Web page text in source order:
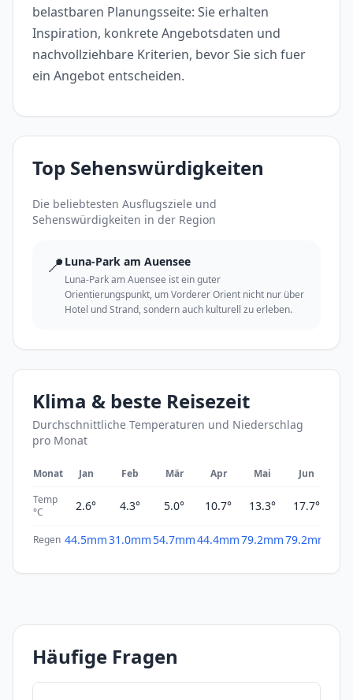
belastbaren Planungsseite: Sie erhalten
Inspiration, konkrete Angebotsdaten und
nachvollziehbare Kriterien, bevor Sie sich fuer
ein Angebot entscheiden.
Top Sehenswürdigkeiten
Die beliebtesten Ausflugsziele und
Sehenswürdigkeiten in der Region
📍 Luna-Park am Auensee
Luna-Park am Auensee ist ein guter
Orientierungspunkt, um Vorderer Orient nicht nur über
Hotel und Strand, sondern auch kulturell zu erleben.
Klima & beste Reisezeit
Durchschnittliche Temperaturen und Niederschlag
pro Monat
Monat Jan Feb Mär Apr Mai Jun
Temp
°C
2.6° 4.3° 5.0° 10.7° 13.3° 17.7°
Regen 44.5mm31.0mm 54.7mm44.4mm79.2mm79.2mm
Häufige Fragen